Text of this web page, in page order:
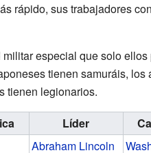
rápido, sus trabajadores
especial que solo
tienen samuráis,
tienen legionarios.
Líder
Abraham Lincoln